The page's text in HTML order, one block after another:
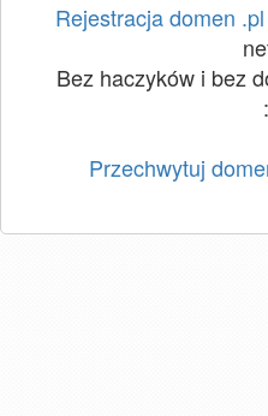
Rejestracja domen .pl
Bez haczyków i bez
Przechwytuj